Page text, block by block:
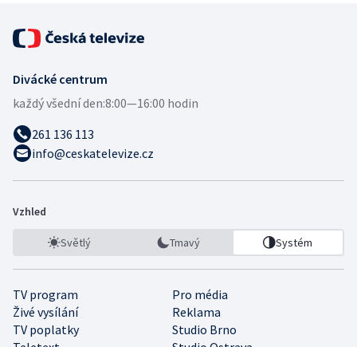
Divácké centrum
každý všední den:8:00—16:00 hodin
261 136 113
info@ceskatelevize.cz
Vzhled
Světlý Tmavý Systém
TV program
Pro média
Živé vysílání
Reklama
TV poplatky
Studio Brno